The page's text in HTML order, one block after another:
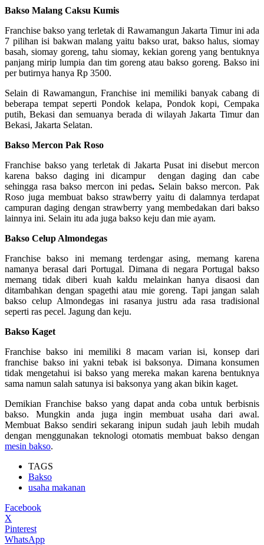
Bakso Malang Caksu Kumis
Franchise bakso yang terletak di Rawamangun Jakarta Timur ini ada
7 pilihan isi bakwan malang yaitu bakso urat, bakso halus, siomay
basah, siomay goreng, tahu siomay, kekian goreng yang bentuknya
panjang mirip lumpia dan tim goreng atau bakso goreng. Bakso ini
per butirnya hanya Rp 3500.
Selain di Rawamangun, Franchise ini memiliki banyak cabang di
beberapa tempat seperti Pondok kelapa, Pondok kopi, Cempaka
putih, Bekasi dan semuanya berada di wilayah Jakarta Timur dan
Bekasi, Jakarta Selatan.
Bakso Mercon Pak Roso
Franchise bakso yang terletak di Jakarta Pusat ini disebut mercon
karena bakso daging ini dicampur dengan daging dan cabe
sehingga rasa bakso mercon ini pedas. Selain bakso mercon. Pak
Roso juga membuat bakso strawberry yaitu di dalamnya terdapat
campuran daging dengan strawberry yang membedakan dari bakso
lainnya ini. Selain itu ada juga bakso keju dan mie ayam.
Bakso Celup Almondegas
Franchise bakso ini memang terdengar asing, memang karena
namanya berasal dari Portugal. Dimana di negara Portugal bakso
memang tidak diberi kuah kaldu melainkan hanya disaosi dan
ditambahkan dengan spagethi atau mie goreng. Tapi jangan salah
bakso celup Almondegas ini rasanya justru ada rasa tradisional
seperti ras pecel. Jagung dan keju.
Bakso Kaget
Franchise bakso ini memiliki 8 macam varian isi, konsep dari
franchise bakso ini yakni tebak isi baksonya. Dimana konsumen
tidak mengetahui isi bakso yang mereka makan karena bentuknya
sama namun salah satunya isi baksonya yang akan bikin kaget.
Demikian Franchise bakso yang dapat anda coba untuk berbisnis
bakso. Mungkin anda juga ingin membuat usaha dari awal.
Membuat Bakso sendiri sekarang inipun sudah jauh lebih mudah
dengan menggunakan teknologi otomatis membuat bakso dengan
mesin bakso.
TAGS
Bakso
usaha makanan
Facebook
X
Pinterest
WhatsApp